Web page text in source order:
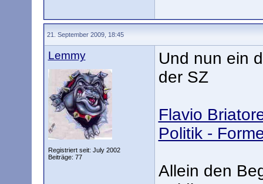
21. September 2009, 18:45
Lemmy
Registriert seit: July 2002
Beiträge: 77
Und nun ein
der SZ
Flavio
Politik -
Allein den